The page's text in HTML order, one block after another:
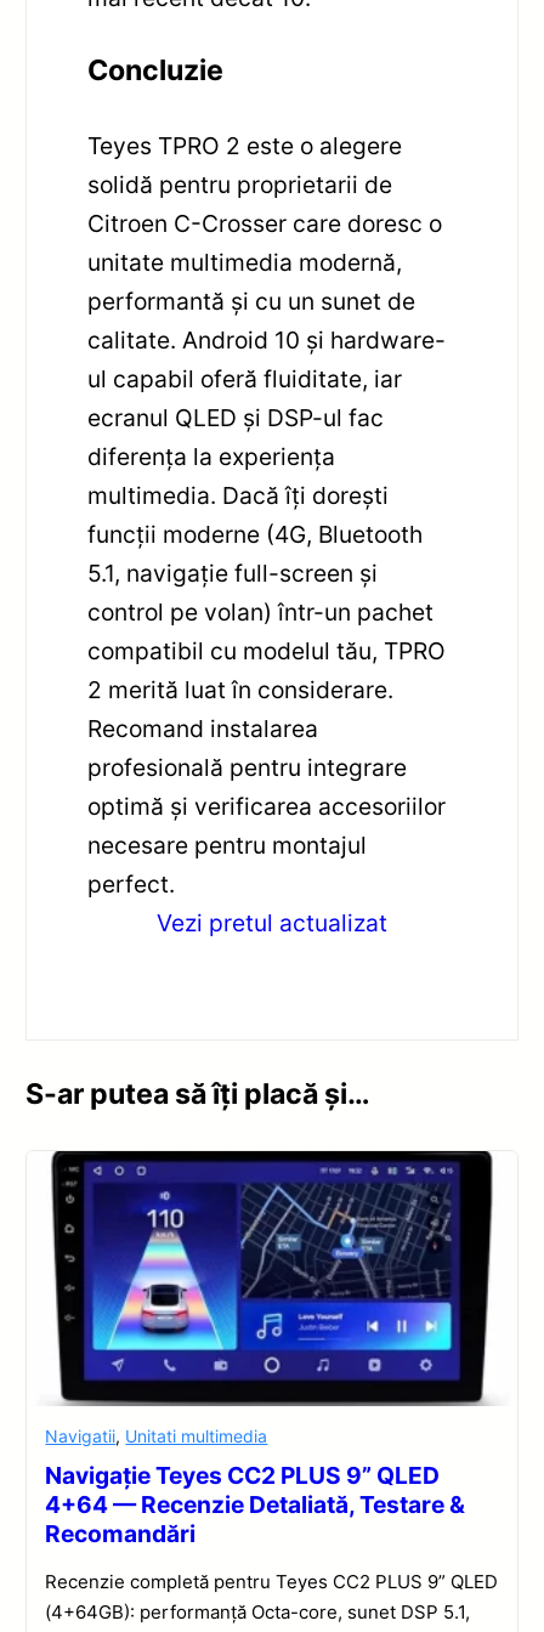
Concluzie
Teyes TPRO 2 este o alegere
solidă pentru proprietarii de
Citroen C-Crosser care doresc o
unitate multimedia modernă,
performantă și cu un sunet de
calitate. Android 10 și hardware-
ul capabil oferă fluiditate, iar
ecranul QLED și DSP-ul fac
diferența la experiența
multimedia. Dacă îți dorești
funcții moderne (4G, Bluetooth
5.1, navigație full-screen și
control pe volan) într-un pachet
compatibil cu modelul tău, TPRO
2 merită luat în considerare.
Recomand instalarea
profesională pentru integrare
optimă și verificarea accesoriilor
necesare pentru montajul
perfect.
Vezi pretul actualizat
S-ar putea să îți placă și…
Navigatii, Unitati multimedia
Navigație Teyes CC2 PLUS 9” QLED
4+64 — Recenzie Detaliată, Testare &
Recomandări
Recenzie completă pentru Teyes CC2 PLUS 9” QLED
(4+64GB): performanță Octa-core, sunet DSP 5.1,